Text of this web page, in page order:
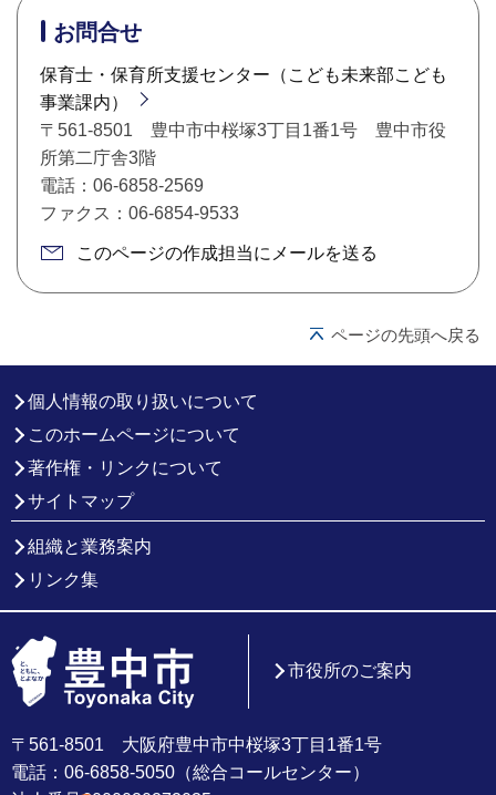
お問合せ
保育士・保育所支援センター（こども未来部こども
事業課内）
〒561-8501 豊中市中桜塚3丁目1番1号 豊中市役
所第二庁舎3階
電話：06-6858-2569
ファクス：06-6854-9533
このページの作成担当にメールを送る
ページの先頭へ戻る
個人情報の取り扱いについて
このホームページについて
著作権・リンクについて
サイトマップ
組織と業務案内
リンク集
〒561-8501 大阪府豊中市中桜塚3丁目1番1号
電話：06-6858-5050（総合コールセンター）
市役所のご案内